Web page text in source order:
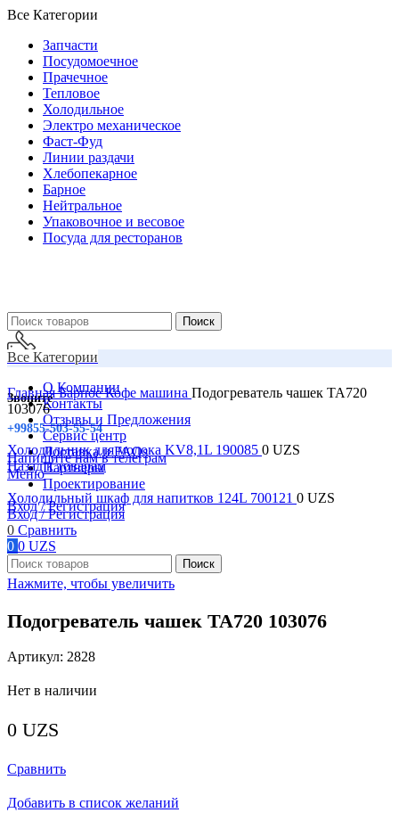
Все Категории
Запчасти
Посудомоечное
Прачечное
Тепловое
Холодильное
Электро механическое
Фаст-Фуд
Линии раздачи
Хлебопекарное
Барное
Нейтральное
Упаковочное и весовое
Посуда для ресторанов
Поиск
Звоните
+99855-503-55-54
Напишите нам в телеграм
Меню
Вход / Регистрация
Все Категории
О Компании
Контакты
Отзывы и Предложения
Сервис центр
Доставка и FAQs
Партнеры
Проектирование
Вход / Регистрация
0 Сравнить
0 0 UZS
Поиск
ГлавнаяБарноеКофе машина Подогреватель чашек TA720
103076
Холодильник для молока KV8,1L 190085 0 UZS
Назад к товарам
Холодильный шкаф для напитков 124L 700121 0 UZS
Нажмите, чтобы увеличить
Подогреватель чашек TA720 103076
Артикул: 2828
Нет в наличии
0 UZS
Сравнить
Добавить в список желаний